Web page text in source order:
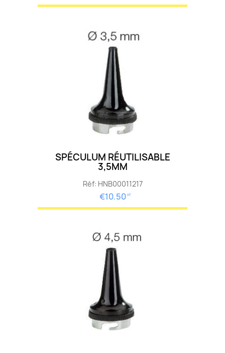
SPÉCULUM RÉUTILISABLE
3,5MM
Réf: HNB00011217
€10.50 HT